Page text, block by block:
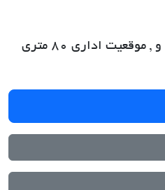
جردن , تعدادی واحد اداری و , موقعیت اداری 80 متری